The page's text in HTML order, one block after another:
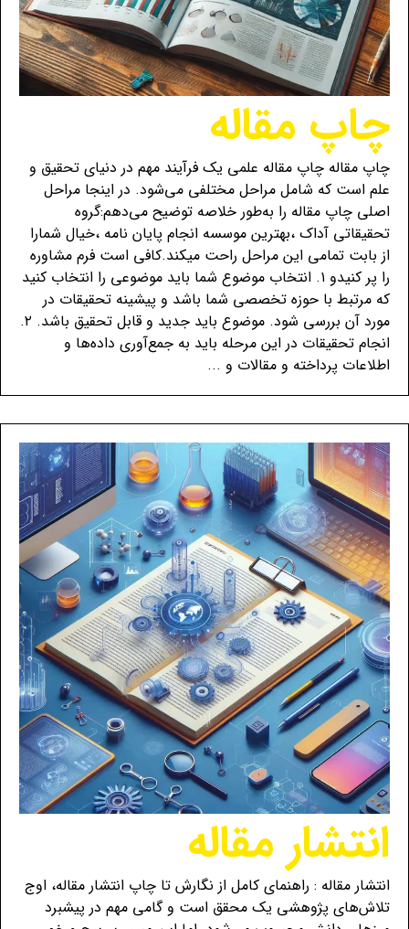
چاپ مقاله
چاپ مقاله چاپ مقاله علمی یک فرآیند مهم در دنیای تحقیق و
علم است که شامل مراحل مختلفی می‌شود. در اینجا مراحل
اصلی چاپ مقاله را به‌طور خلاصه توضیح می‌دهم:گروه
تحقیقاتی آداک ،بهترین موسسه انجام پایان نامه ،خیال شمارا
از بابت تمامی این مراحل راحت میکند.کافی است فرم مشاوره
را پر کنیدو ۱. انتخاب موضوع شما باید موضوعی را انتخاب کنید
که مرتبط با حوزه تخصصی شما باشد و پیشینه تحقیقات در
مورد آن بررسی شود. موضوع باید جدید و قابل تحقیق باشد. ۲.
انجام تحقیقات در این مرحله باید به جمع‌آوری داده‌ها و
اطلاعات پرداخته و مقالات و ...
انتشار مقاله
انتشار مقاله : راهنمای کامل از نگارش تا چاپ انتشار مقاله، اوج
تلاش‌های پژوهشی یک محقق است و گامی مهم در پیشبرد